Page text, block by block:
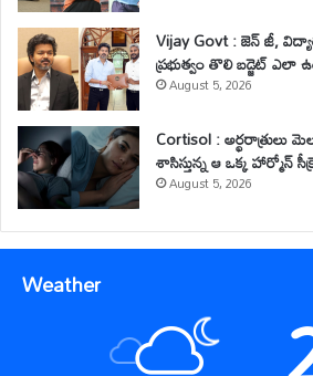
Vijay Govt : జెన్ జీ,
ప్రభుత్వం తొలి బడ్జెట్ ఎలా
August 5, 2026
Cortisol : అర్థరాత్రులు
శాసిస్తున్న ఆ ఒక్క హార్మోన్
August 5, 2026
Weather